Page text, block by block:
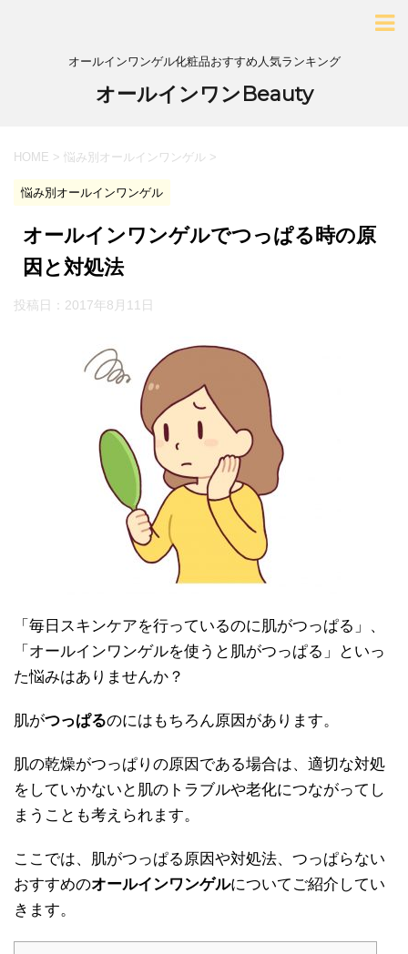
オールインワンゲル化粧品おすすめ人気ランキング
オールインワンBeauty
HOME > 悩み別オールインワンゲル >
悩み別オールインワンゲル
オールインワンゲルでつっぱる時の原
因と対処法
投稿日： 2017年8月11日
「毎日スキンケアを行っているのに肌がつっぱる」、
「オールインワンゲルを使うと肌がつっぱる」といっ
た悩みはありませんか？
肌がつっぱるのにはもちろん原因があります。
肌の乾燥がつっぱりの原因である場合は、適切な対処
をしていかないと肌のトラブルや老化につながってし
まうことも考えられます。
ここでは、肌がつっぱる原因や対処法、つっぱらない
おすすめのオールインワンゲルについてご紹介してい
きます。